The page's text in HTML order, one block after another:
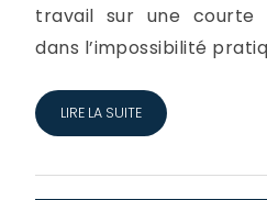
travail sur une courte
dans l’impossibilité
LIRE LA SUITE